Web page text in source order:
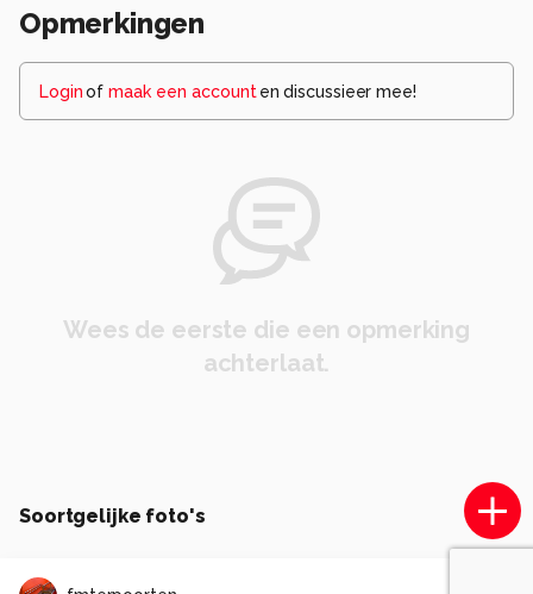
Opmerkingen
Loginof maak een account en discussieer mee!
Wees de eerste die een opmerking
achterlaat.
Soortgelijke foto's